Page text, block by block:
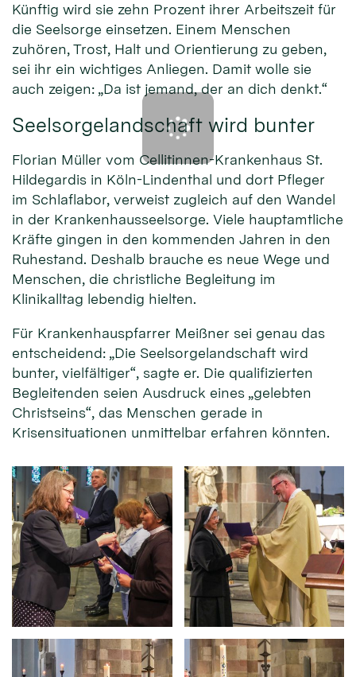
Künftig wird sie zehn Prozent ihrer Arbeitszeit für
die Seelsorge einsetzen. Einem Menschen
zuhören, Trost, Halt und Orientierung zu geben,
sei ihr ein wichtiges Anliegen. Damit wolle sie
auch zeigen: „Da ist jemand, der an dich denkt.“
Seelsorgelandschaft wird bunter
Florian Müller vom Cellitinnen-Krankenhaus St.
Hildegardis in Köln-Lindenthal und dort Pfleger
im Schlaflabor, verweist zugleich auf den Wandel
in der Krankenhausseelsorge. Viele hauptamtliche
Kräfte gingen in den kommenden Jahren in den
Ruhestand. Deshalb brauche es neue Wege und
Menschen, die christliche Begleitung im
Klinikalltag lebendig hielten.
Für Krankenhauspfarrer Meißner sei genau das
entscheidend: „Die Seelsorgelandschaft wird
bunter, vielfältiger“, sagte er. Die qualifizierten
Begleitenden seien Ausdruck eines „gelebten
Christseins“, das Menschen gerade in
Krisensituationen unmittelbar erfahren könnten.